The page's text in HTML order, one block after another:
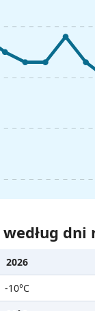
dni
2026
-10°C